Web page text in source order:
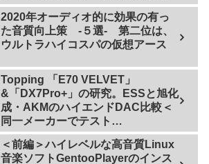
2020年オーディオ的に効果の有っ
た音質向上策 -５選- 第二位は、
ウルトラハイコスパの仮想アース
Topping 「E70 VELVET」
&「DX7Pro+」の研究。ESSと旭化
成・AKMのハイエンドDAC比較＜
同一メーカーでテスト
【ES9038PRO Vs AK4499EX】＞
＜前編＞ハイレベルな高音質Linux
音楽ソフトGentooPlayerのインス